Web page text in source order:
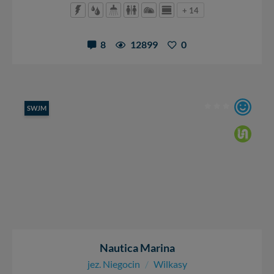
+ 14
8 12899 0
SWJM
Nautica Marina
jez. Niegocin / Wilkasy
danych, zażądać ich poprawienia lub usunięcia,
praw w odniesieniu do informacji zawartych w plikach
Dziękujemy, i życzmy miłego odkrywania Mazur na
nowo...